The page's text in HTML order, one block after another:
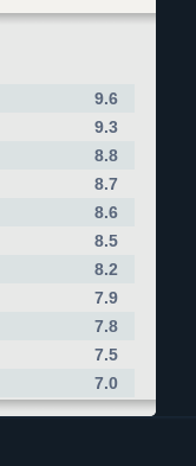
9.6
9.3
8.8
8.7
8.6
8.5
8.2
7.9
7.8
7.5
7.0